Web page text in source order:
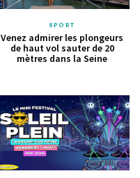
SPORT
Venez admirer les plongeurs
de haut vol sauter de 20
mètres dans la Seine